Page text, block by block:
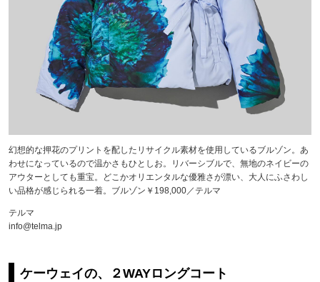
幻想的な押花のプリントを配したリサイクル素材を使用しているブルゾン。あ
わせになっているので温かさもひとしお。リバーシブルで、無地のネイビーの
アウターとしても重宝。どこかオリエンタルな優雅さが漂い、大人にふさわし
い品格が感じられる一着。ブルゾン￥198,000／テルマ
テルマ
info@telma.jp
ケーウェイの、２WAYロングコート